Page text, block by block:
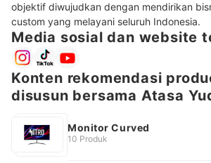
objektif diwujudkan dengan mendirikan
custom yang melayani seluruh Indonesia.
Media sosial dan website
Konten rekomendasi
disusun bersama Atasa
Monitor Curved
10 Produk